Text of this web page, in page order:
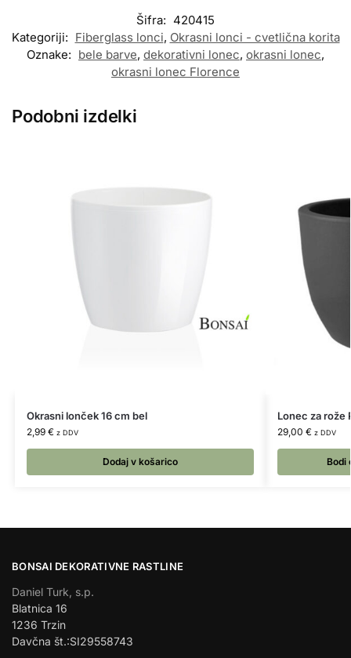
Šifra: 420415
Kategoriji: Fiberglass lonci, Okrasni lonci - cvetlična korita
Oznake: bele barve, dekorativni lonec, okrasni lonec,
okrasni lonec Florence
Podobni izdelki
Okrasni lonček 16 cm bel
2,99 € z DDV
Dodaj v košarico
Lonec za rože
29,00 € z DDV
Bodi
BONSAI DEKORATIVNE RASTLINE
Daniel Turk, s.p.
Blatnica 16
1236 Trzin
Davčna št.:SI29558743